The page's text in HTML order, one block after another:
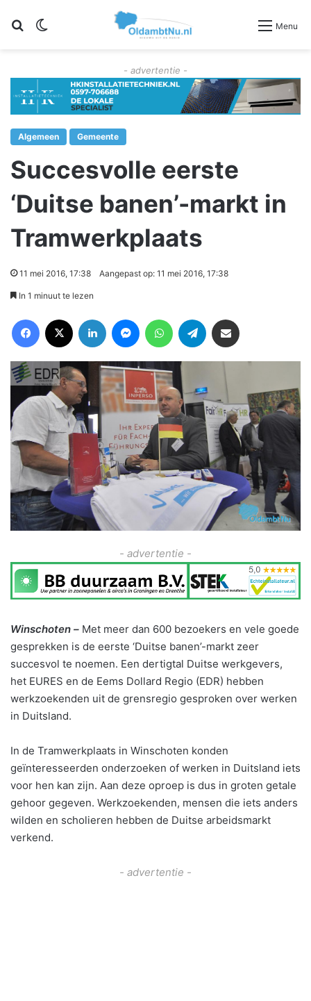
Zoeken Menu
- advertentie -
Algemeen Gemeente
Succesvolle eerste
‘Duitse banen’-markt in
Tramwerkplaats
11 mei 2016, 17:38 Aangepast op: 11 mei 2016, 17:38
In 1 minuut te lezen
- advertentie -
Winschoten – Met meer dan 600 bezoekers en vele goede
gesprekken is de eerste ‘Duitse banen’-markt zeer
succesvol te noemen. Een dertigtal Duitse werkgevers,
het EURES en de Eems Dollard Regio (EDR) hebben
werkzoekenden uit de grensregio gesproken over werken
in Duitsland.
In de Tramwerkplaats in Winschoten konden
geïnteresseerden onderzoeken of werken in Duitsland iets
voor hen kan zijn. Aan deze oproep is dus in groten getale
gehoor gegeven. Werkzoekenden, mensen die iets anders
wilden en scholieren hebben de Duitse arbeidsmarkt
verkend.
- advertentie -